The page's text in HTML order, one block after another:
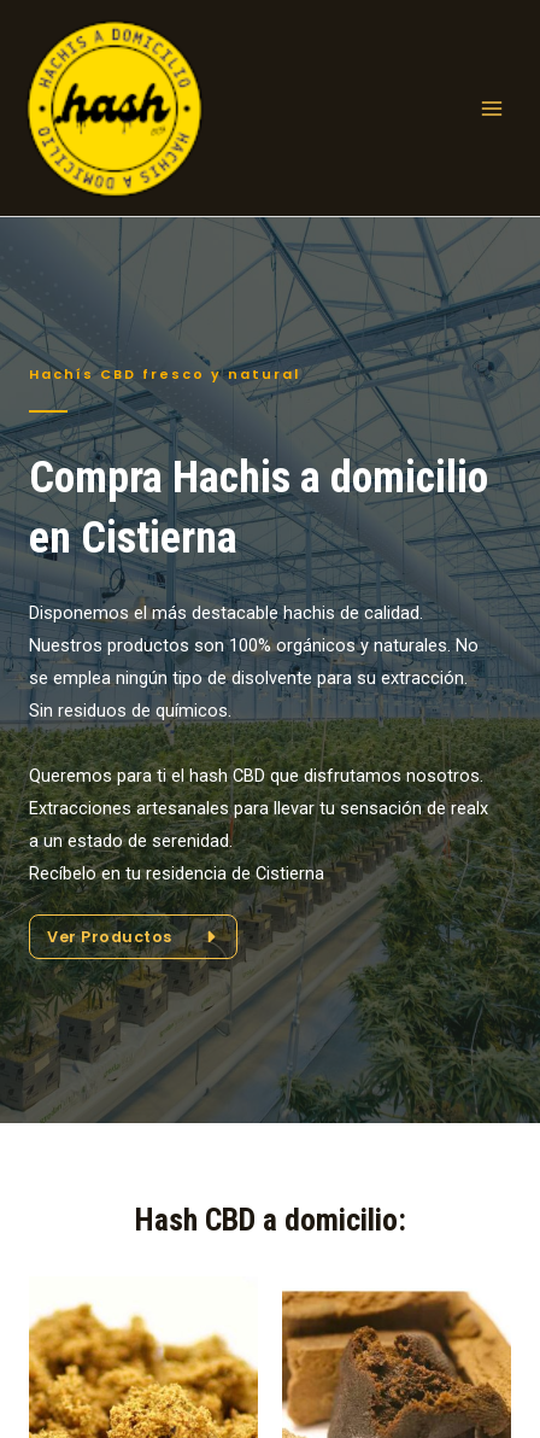
contenido
Hachís CBD fresco y natural
Compra Hachis a domicilio
en Cistierna
Disponemos el más destacable hachis de calidad.
Nuestros productos son 100% orgánicos y naturales. No
se emplea ningún tipo de disolvente para su extracción.
Sin residuos de químicos.
Queremos para ti el hash CBD que disfrutamos nosotros.
Extracciones artesanales para llevar tu sensación de realx
a un estado de serenidad.
Recíbelo en tu residencia de Cistierna
Ver Productos
Hash CBD a domicilio:​